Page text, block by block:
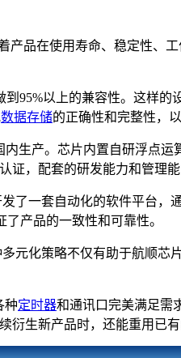
产品在使用寿命、稳定性、
95%以上的兼容性。这样
数据存储的正确性和完整性，
内生产。芯片内置自研浮点运
证，配套的研发能力和管理能
了一套自动化的软件平台，
产品的一致性和可靠性。
元化策略不仅有助于航顺芯
种定时器和通讯口完美满足需
生新产品时，还能重用已有